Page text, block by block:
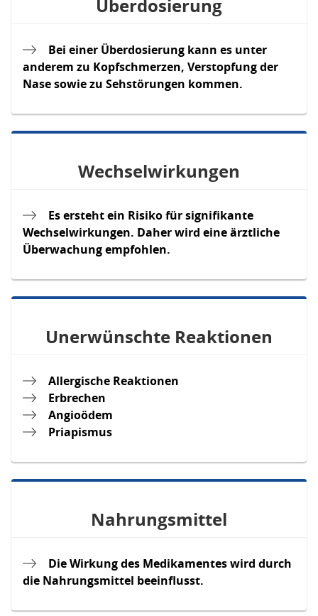
Überdosierung
Bei einer Überdosierung kann es unter
anderem zu Kopfschmerzen, Verstopfung der
Nase sowie zu Sehstörungen kommen.
Wechselwirkungen
Es ersteht ein Risiko für signifikante
Wechselwirkungen. Daher wird eine ärztliche
Überwachung empfohlen.
Unerwünschte Reaktionen
Allergische Reaktionen
Erbrechen
Angioödem
Priapismus
Nahrungsmittel
Die Wirkung des Medikamentes wird durch
die Nahrungsmittel beeinflusst.